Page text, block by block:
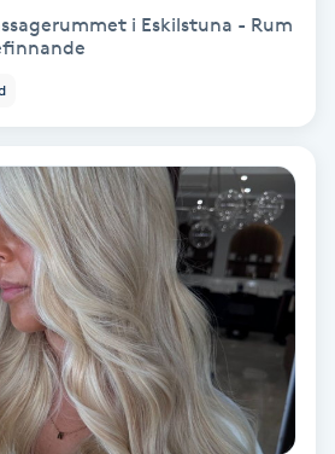
i Eskilstuna - Rum